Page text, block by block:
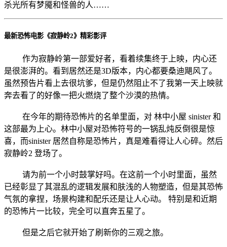
杀光所有梦魇和怪兽的人……
最新恐怖电影《寂静岭2》精彩影评
作为寂静岭第一部爱好者，看着续集终于上映，内心还
是很澎湃的。看到居然还是3D版本，内心都要桑迪飓风了。
虽然预告片看上去很坑爹，但是仍然阻止不了我第一天上映就
奔去看了的好像一把火燃烧了整个沙漠的热情。
在今年的期待恐怖片的名单里面，对 林中小屋 sinister 和
这部最为上心。林中小屋对恐怖符号的一锅乱炖反倒很是惊
喜，而sinister 居然自称是恐怖片，真是难看得让人心碎。然后
寂静岭2 登场了。
请为前一个小时鼓掌好吗。在这前一个小时里面，虽然
已经彰显了其混乱的逻辑发展和肤浅的人物塑造，但是其恐怖
气氛的拿捏，场景构建和配乐还是让人心动。 特别是和近期
的恐怖片一比较，完全可以直奔五星了。
但是之后它就开始了刷新你的三观之旅。